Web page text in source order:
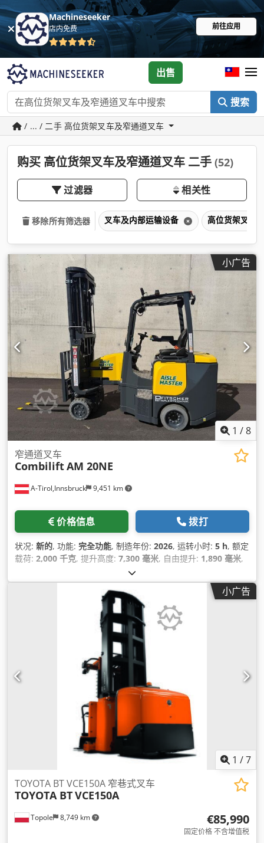
Machineseeker
店内免费 前往应用
搜索
出售
/ ... / 二手 高位货架叉车及窄通道叉车
购买 高位货架叉车及窄通道叉车 二手 (52)
过滤器 相关性
移除所有筛选器 叉车及内部运输设备 高位货架叉车
小广告
1 /8
A-Tirol,Innsbruck 9,451 km
窄通道叉车
CombiliftAM 20NE
价格信息 拨打
状况: 新的, 功能: 完全功能, 制造年份: 2026, 运转小时: 5 h, 额定
载荷: 2,000 千克, 提升高度: 7,300 毫米, 自由提升: 1,890 毫米,
单向（Simplex）
毫米, 叉长:1,200 毫米, 驱动类型:Elektro,
小广告
1 /7
Topole 8,749 km
TOYOTA BT VCE150A 窄巷式叉车
TOYOTA BTVCE150A
€85,990
固定价格 不含增值税